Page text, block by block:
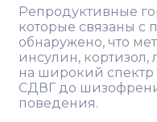
Репродуктивные
которые связаны с
обнаружено, что
инсулин,
на широкий спектр
СДВГ до
поведения.